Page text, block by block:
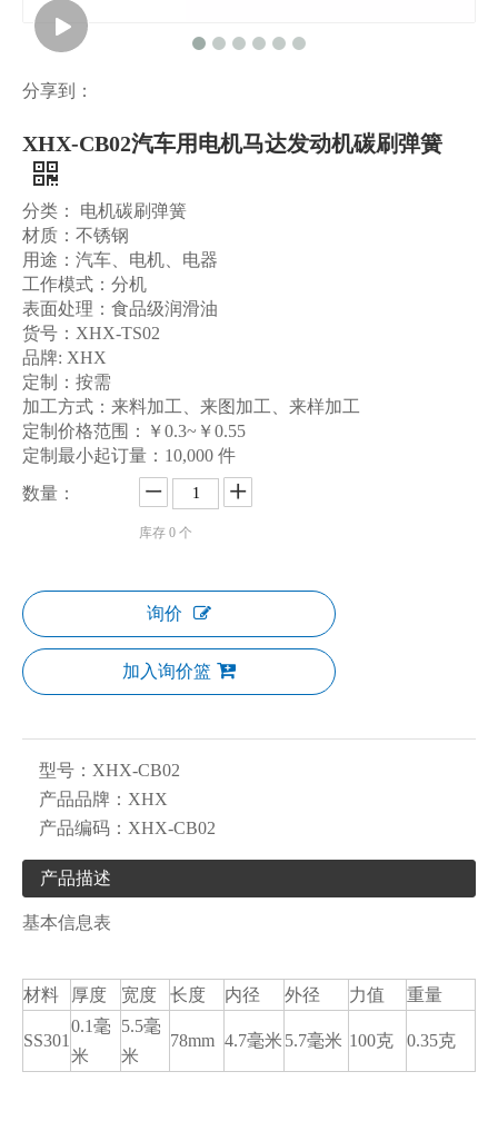
分享到：
XHX-CB02汽车用电机马达发动机碳刷弹簧
分类： 电机碳刷弹簧
材质：不锈钢
用途：汽车、电机、电器
工作模式：分机
表面处理：食品级润滑油
货号：XHX-TS02
品牌: XHX
定制：按需
加工方式：来料加工、来图加工、来样加工
定制价格范围：￥0.3~￥0.55
定制最小起订量：10,000 件
数量：
库存 0 个
询价
加入询价篮
型号： XHX-CB02
产品品牌： XHX
产品编码： XHX-CB02
产品描述
基本信息表
材料 厚度 宽度 长度 内径 外径 力值 重量
SS301
0.1毫
米
5.5毫
米
78mm 4.7毫米 5.7毫米 100克 0.35克